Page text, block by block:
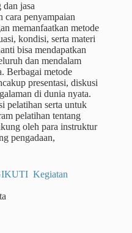
dan jasa
cara penyampaian
memanfaatkan metode
kondisi, serta materi
bisa mendapatkan
dan mendalam
Berbagai metode
presentasi, diskusi
di dunia nyata.
pelatihan serta untuk
pelatihan tentang
oleh para instruktur
pengadaan,
Kegiatan